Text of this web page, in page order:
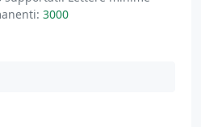
3000